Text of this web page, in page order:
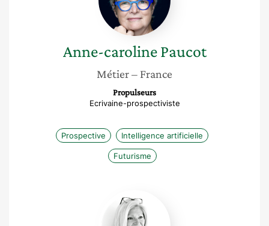
Anne-caroline Paucot
Métier– France
Propulseurs
Ecrivaine-prospectiviste
Prospective Intelligence artificielle
Futurisme
Florence
Hunot
Cortés